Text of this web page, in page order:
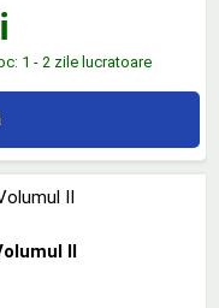
1 - 2 zile lucratoare
II